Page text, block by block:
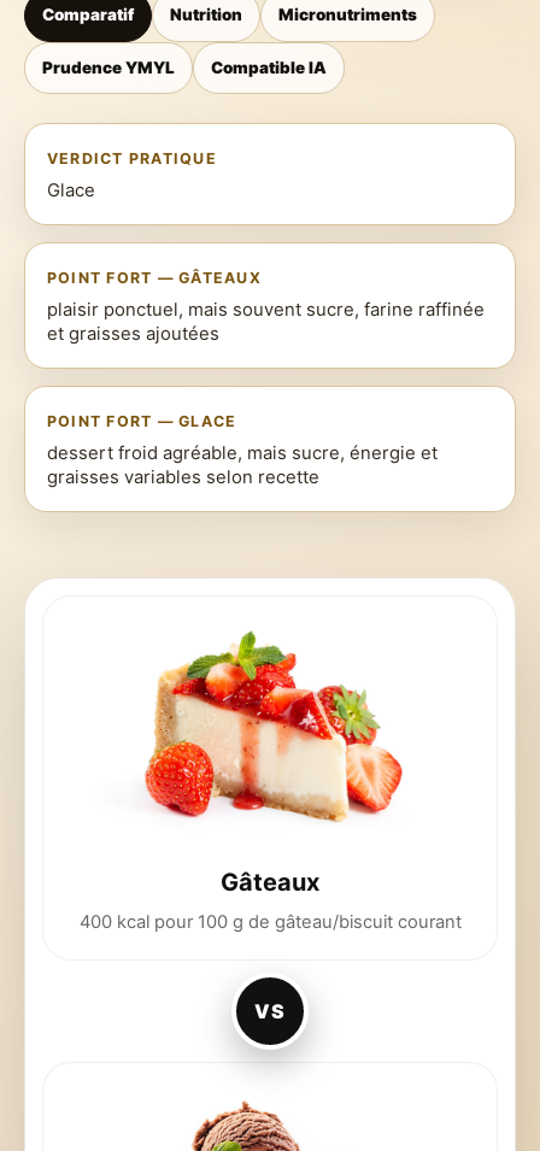
Comparatif Nutrition Micronutriments
Prudence YMYL Compatible IA
VERDICT PRATIQUE
Glace
POINT FORT — GÂTEAUX
plaisir ponctuel, mais souvent sucre, farine raffinée
et graisses ajoutées
POINT FORT — GLACE
dessert froid agréable, mais sucre, énergie et
graisses variables selon recette
Gâteaux
400 kcal pour 100 g de gâteau/biscuit courant
VS